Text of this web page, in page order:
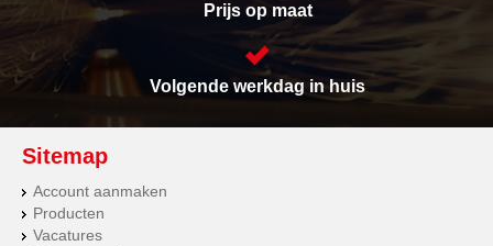
Prijs op maat
Volgende werkdag in huis
Sitemap
Account aanmaken
Producten
Vacatures